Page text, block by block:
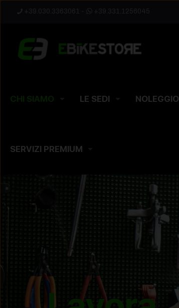
CHI SIAMO LE SEDI NOLEGGIO
SERVIZI PREMIUM